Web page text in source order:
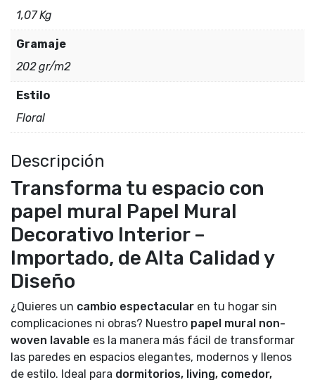
1,07 Kg
Gramaje
202 gr/m2
Estilo
Floral
Descripción
Transforma tu espacio con
papel mural Papel Mural
Decorativo Interior –
Importado, de Alta Calidad y
Diseño
¿Quieres un cambio espectacular en tu hogar sin
complicaciones ni obras? Nuestro papel mural non-
woven lavable es la manera más fácil de transformar
las paredes en espacios elegantes, modernos y llenos
de estilo. Ideal para dormitorios, living, comedor,